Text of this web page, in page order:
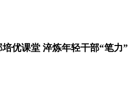
优课堂 淬炼年轻干部“笔力”